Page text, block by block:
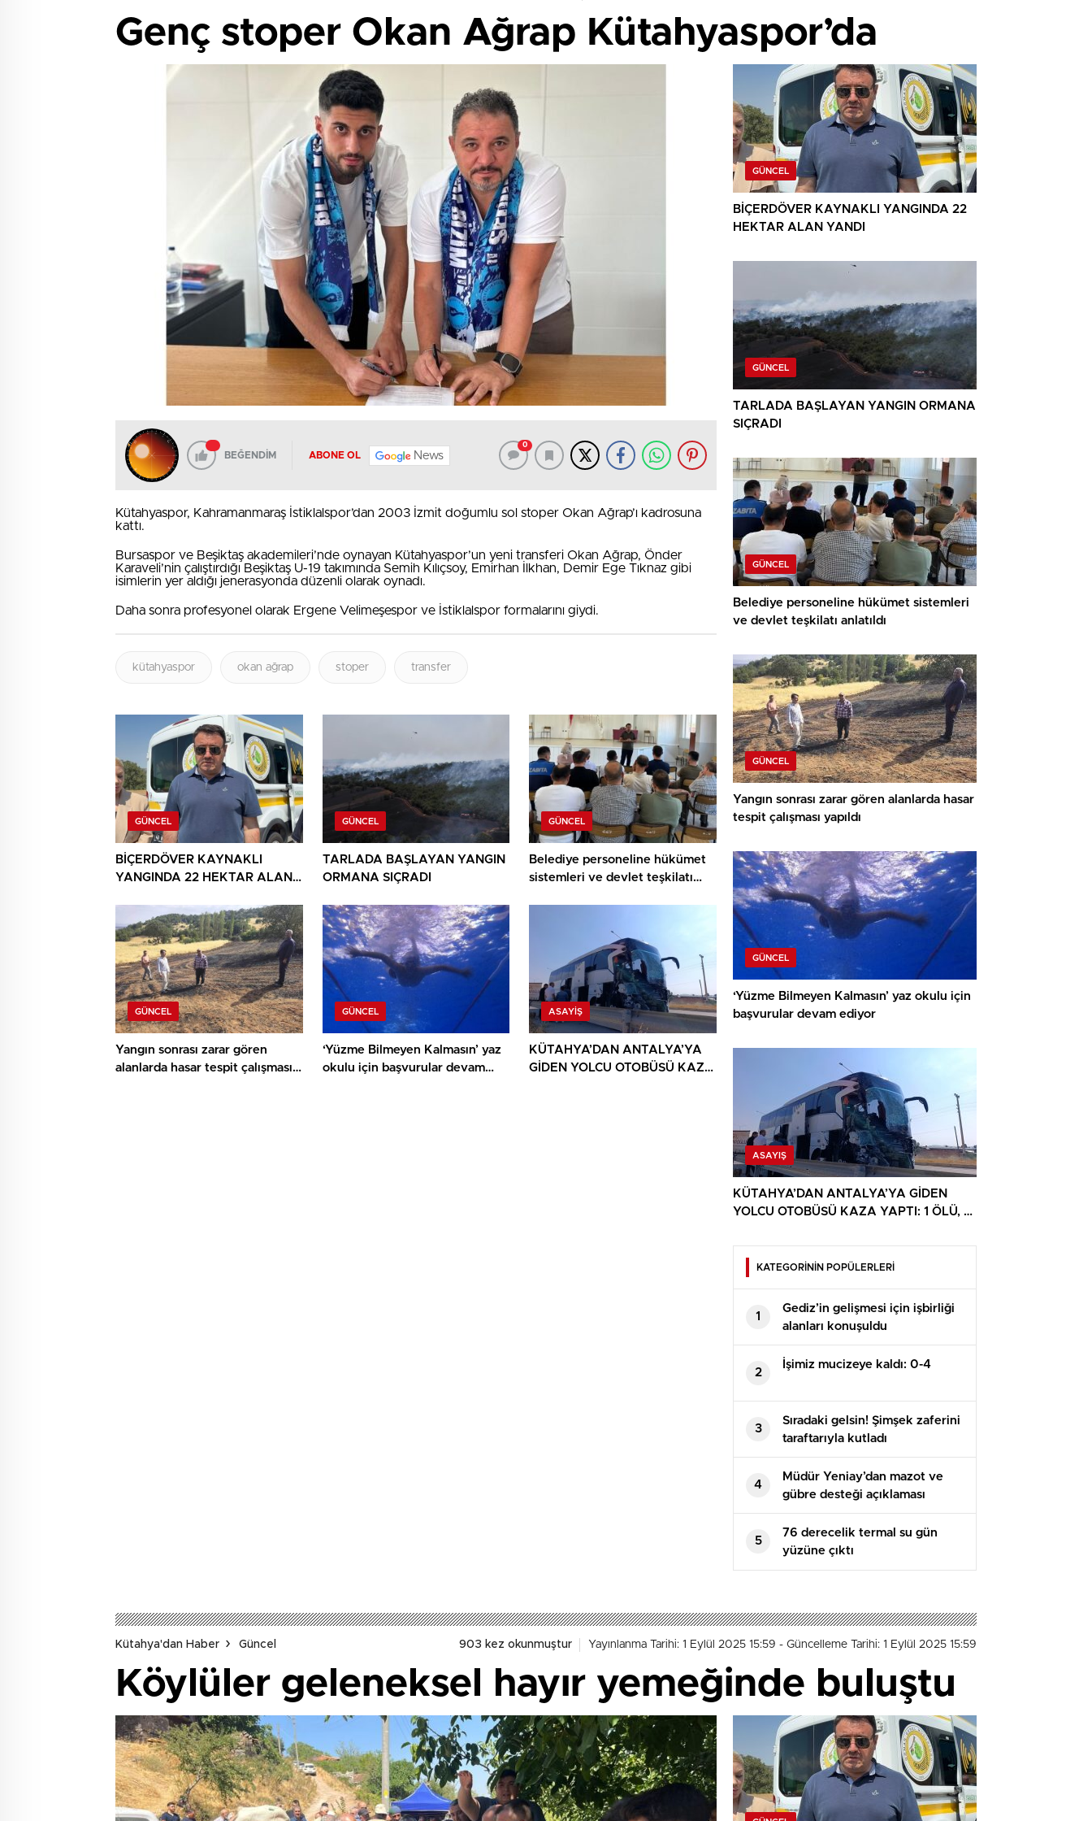
Genç stoper Okan Ağrap Kütahyaspor’da
BEĞENDİM ABONE OL News
0
Kütahyaspor, Kahramanmaraş İstiklalspor’dan 2003 İzmit doğumlu sol stoper Okan Ağrap’ı kadrosuna
kattı.
Bursaspor ve Beşiktaş akademileri’nde oynayan Kütahyaspor’un yeni transferi Okan Ağrap, Önder
Karaveli’nin çalıştırdığı Beşiktaş U-19 takımında Semih Kılıçsoy, Emirhan İlkhan, Demir Ege Tıknaz gibi
isimlerin yer aldığı jenerasyonda düzenli olarak oynadı.
Daha sonra profesyonel olarak Ergene Velimeşespor ve İstiklalspor formalarını giydi.
kütahyaspor okan ağrap stoper transfer
GÜNCEL
BİÇERDÖVER KAYNAKLI
YANGINDA 22 HEKTAR ALAN
GÜNCEL
TARLADA BAŞLAYAN YANGIN
ORMANA SIÇRADI
GÜNCEL
Belediye personeline hükümet
sistemleri ve devlet teşkilatı
GÜNCEL
Yangın sonrası zarar gören
alanlarda hasar tespit çalışması
GÜNCEL
‘Yüzme Bilmeyen Kalmasın’ yaz
okulu için başvurular devam
ASAYIŞ
KÜTAHYA’DAN ANTALYA’YA
GİDEN YOLCU OTOBÜSÜ KAZA
GÜNCEL
BİÇERDÖVER KAYNAKLI YANGINDA 22
HEKTAR ALAN YANDI
GÜNCEL
TARLADA BAŞLAYAN YANGIN ORMANA
SIÇRADI
GÜNCEL
Belediye personeline hükümet sistemleri
ve devlet teşkilatı anlatıldı
GÜNCEL
Yangın sonrası zarar gören alanlarda hasar
tespit çalışması yapıldı
GÜNCEL
‘Yüzme Bilmeyen Kalmasın’ yaz okulu için
başvurular devam ediyor
ASAYIŞ
KÜTAHYA’DAN ANTALYA’YA GİDEN
YOLCU OTOBÜSÜ KAZA YAPTI: 1 ÖLÜ, 15
KATEGORİNİN POPÜLERLERİ
1
Gediz’in gelişmesi için işbirliği
alanları konuşuldu
2
İşimiz mucizeye kaldı: 0-4
3
Sıradaki gelsin! Şimşek zaferini
taraftarıyla kutladı
4
Müdür Yeniay’dan mazot ve
gübre desteği açıklaması
5
76 derecelik termal su gün
yüzüne çıktı
Kütahya'dan Haber Güncel 903 kez okunmuştur Yayınlanma Tarihi: 1 Eylül 2025 15:59 - Güncelleme Tarihi: 1 Eylül 2025 15:59
Köylüler geleneksel hayır yemeğinde buluştu